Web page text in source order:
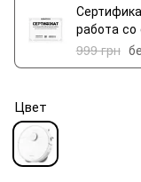
работа со
999 грн
Цвет